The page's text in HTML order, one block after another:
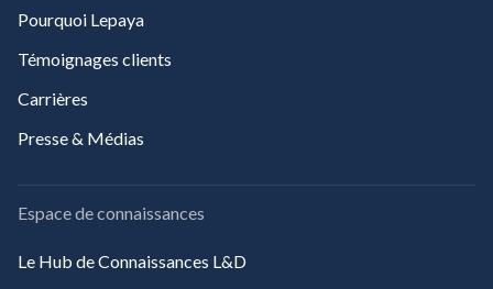
Pourquoi Lepaya
Témoignages clients
Carrières
Presse & Médias
Espace de connaissances
Le Hub de Connaissances L&D